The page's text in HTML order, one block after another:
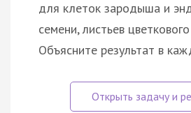
для клеток зародыша и
семени, листьев
Объясните результат в